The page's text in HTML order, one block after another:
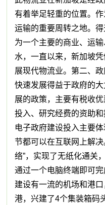
有着举足轻重的位置。
运输的重要周转之地。
为一个主要的商业、运
水，一直以来，新加坡
展现代物流业。第二、
快速发展得益于政府的
展的政策，主要有税收
投入、研究经费的资助
电子政府建设投入主要
节都可以在互联网上解
络”，实现了无纸化通关
通过一个电脑终端即可
建设有一流的机场和港
港，兴建了4个集装箱码